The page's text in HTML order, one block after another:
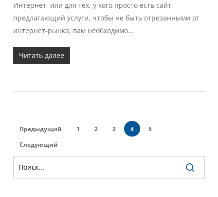
Интернет, или для тех, у кого просто есть сайт,
предлагающий услуги, чтобы не быть отрезанными от
интернет-рынка, вам необходимо…
Читать далее
Предыдущий 1 2 3 4
5
Следующий